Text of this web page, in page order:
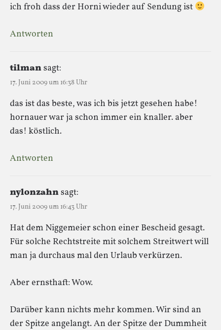
ich froh dass der Horni wieder auf Sendung ist
Antworten
tilmansagt:
17. Juni 2009 um 16:38 Uhr
das ist das beste, was ich bis jetzt gesehen habe!
hornauer war ja schon immer ein knaller. aber
das! köstlich.
Antworten
nylonzahnsagt:
17. Juni 2009 um 16:43 Uhr
Hat dem Niggemeier schon einer Bescheid gesagt.
Für solche Rechtstreite mit solchem Streitwert will
man ja durchaus mal den Urlaub verkürzen.
Aber ernsthaft: Wow.
Darüber kann nichts mehr kommen. Wir sind an
der Spitze angelangt. An der Spitze der Dummheit